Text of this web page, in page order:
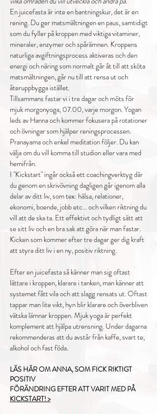
En juicefasta är inte en bantningskur, det är en
rening. Du ger matsmältningen en paus, samtidigt
som du fyller på kroppen med viktiga vitaminer,
mineraler, enzymer och spårämnen. Kroppens
naturliga avgiftningsprocess aktiveras och den
energi och näring som normalt går åt till att sköta
matsmältningen, går nu till att rensa ut och
återuppbygga istället.
Tillsammans fastar vi i tre dagar och möts för
mjuk morgonyoga, 07.00, varje morgon. Yogan
leds av Hanna och kommer fokusera på rotationer
och övningar som hjälper reningsprocessen.
Pranayama och enkel meditation följer. Du kan
välja om du vill komma till studion eller vara med
hemifrån.
I "Kickstart" ingår också ett coachingverktyg där
du genom en skrivövning dagligen går igenom alla
delar av ditt liv, som tex: hälsa, relationer,
ekonomi, boende, jobb etc... och vilken riktning du
vill att de ska ta. Ett effektivt och tydligt sätt att
se sitt liv och en bra sak att göra när man fastar.
Kicken som kommer efter tre dagar ger dig kraft
att styra ditt liv i en ny, positiv riktning.
Efter en juicefasta så känner man sig oftast
lättare i kroppen, klarare i tanken, man känner att
systemet fått vila och att slagg rensats ut. Oftast
tappar man lite vikt, hyn blir klarare och överbliven
vätska lämnar kroppen. Mjuk yoga är perfekt
komplement att hjälpa utrensning. Under dagarna
rekommenderas att du avstår från kaffe, svart te,
alkohol och fast föda.​
LÄS HÄR OM ANNA, SOM FICK RIKTIGT
POSITIV
FÖRÄNDRING EFTER ATT VARIT MED PÅ
KICKSTART! >